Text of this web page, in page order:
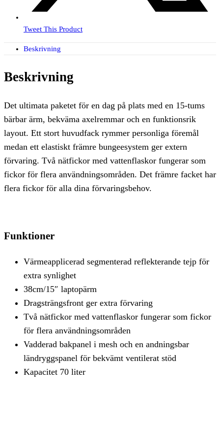
Tweet This Product
Beskrivning
Beskrivning
Det ultimata paketet för en dag på plats med en 15-tums
bärbar ärm, bekväma axelremmar och en funktionsrik
layout. Ett stort huvudfack rymmer personliga föremål
medan ett elastiskt främre bungeesystem ger extern
förvaring. Två nätfickor med vattenflaskor fungerar som
fickor för flera användningsområden. Det främre facket har
flera fickor för alla dina förvaringsbehov.
Funktioner
Värmeapplicerad segmenterad reflekterande tejp för
extra synlighet
38cm/15″ laptopärm
Dragsträngsfront ger extra förvaring
Två nätfickor med vattenflaskor fungerar som fickor
för flera användningsområden
Vadderad bakpanel i mesh och en andningsbar
ländryggspanel för bekvämt ventilerat stöd
Kapacitet 70 liter